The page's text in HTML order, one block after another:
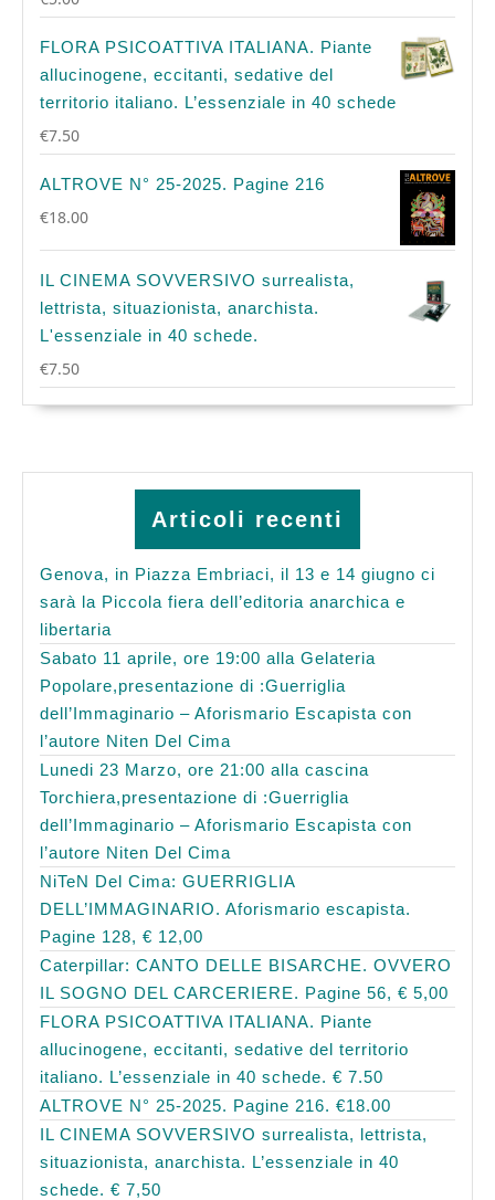
FLORA PSICOATTIVA ITALIANA. Piante
allucinogene, eccitanti, sedative del
territorio italiano. L’essenziale in 40 schede
€7.50
ALTROVE N° 25-2025. Pagine 216
€18.00
IL CINEMA SOVVERSIVO surrealista,
lettrista, situazionista, anarchista.
L'essenziale in 40 schede.
€7.50
Articoli recenti
Genova, in Piazza Embriaci, il 13 e 14 giugno ci
sarà la Piccola fiera dell’editoria anarchica e
libertaria
Sabato 11 aprile, ore 19:00 alla Gelateria
Popolare,presentazione di :Guerriglia
dell’Immaginario – Aforismario Escapista con
l’autore Niten Del Cima
Lunedi 23 Marzo, ore 21:00 alla cascina
Torchiera,presentazione di :Guerriglia
dell’Immaginario – Aforismario Escapista con
l’autore Niten Del Cima
NiTeN Del Cima: GUERRIGLIA
DELL’IMMAGINARIO. Aforismario escapista.
Pagine 128, € 12,00
Caterpillar: CANTO DELLE BISARCHE. OVVERO
IL SOGNO DEL CARCERIERE. Pagine 56, € 5,00
FLORA PSICOATTIVA ITALIANA. Piante
allucinogene, eccitanti, sedative del territorio
italiano. L’essenziale in 40 schede. € 7.50
ALTROVE N° 25-2025. Pagine 216. €18.00
IL CINEMA SOVVERSIVO surrealista, lettrista,
situazionista, anarchista. L’essenziale in 40
schede. € 7,50